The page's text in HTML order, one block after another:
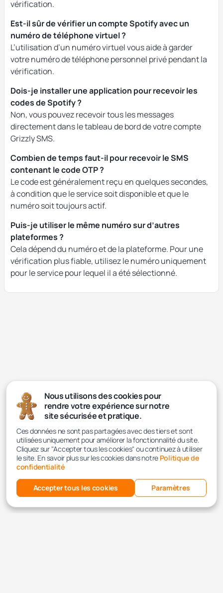
vérification.
Est-il sûr de vérifier un compte Spotify avec un
numéro de téléphone virtuel ?
L’utilisation d’un numéro virtuel vous aide à garder
votre numéro de téléphone personnel privé pendant la
vérification.
Dois-je installer une application pour recevoir les
codes de Spotify ?
Non, vous pouvez recevoir tous les messages
directement dans le tableau de bord de votre compte
Grizzly SMS.
Combien de temps faut-il pour recevoir le SMS
contenant le code OTP ?
Le code est généralement reçu en quelques secondes,
à condition que le service soit disponible et que le
numéro soit toujours actif.
Puis-je utiliser le même numéro sur d’autres
plateformes ?
Cela dépend du numéro et de la plateforme. Pour une
vérification plus fiable, utilisez le numéro uniquement
pour le service pour lequel il a été sélectionné.
Nous utilisons des cookies pour
rendre votre expérience sur notre
site sécurisée et pratique.
Ces données ne sont pas partagées avec des tiers et sont
utilisées uniquement pour améliorer la fonctionnalité du site.
Cliquez sur "Accepter tous les cookies" ou continuez à utiliser
le site. En savoir plus sur les cookies dans notre Politique de
confidentialité
Accepter tous les cookies Paramètres